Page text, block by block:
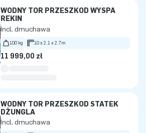
WODNY TOR PRZESZKÓD WYSPA
REKIN
Incl. dmuchawa
100 kg 10 x 2.1 x 2.7m
11 999,00 zł
WODNY TOR PRZESZKÓD STATEK
DŻUNGLA
Incl. dmuchawa